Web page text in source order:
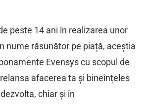
peste 14 ani în realizarea unor
nume răsunător pe piață, aceștia
Evensys cu scopul de
afacerea ta și bineînțeles
chiar și în